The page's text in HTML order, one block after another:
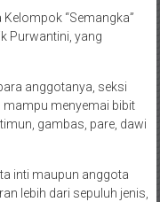
“Semangka”
Purwantini, yang
anggotanya, seksi
mampu menyemai bibit
gambas, pare, dawi
inti maupun anggota
lebih dari sepuluh jenis,